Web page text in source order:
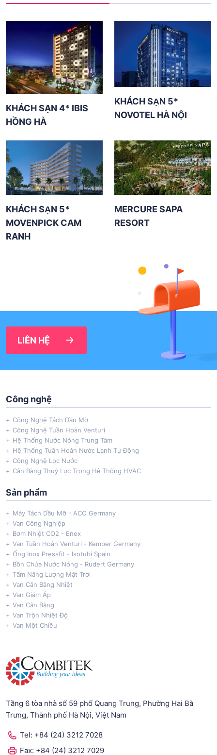
KHÁCH SẠN 4* IBIS
HỒNG HÀ
KHÁCH SẠN 5*
NOVOTEL HÀ NỘI
KHÁCH SẠN 5*
MOVENPICK CAM
RANH
MERCURE SAPA
RESORT
LIÊN HỆ
Công nghệ
Công Nghệ Tách Dầu Mỡ
Công Nghệ Tuần Hoàn Venturi
Hệ Thống Nước Nóng Trung Tâm
Hệ Thống Tuần Hoàn Nước Lạnh Tự Động
Công Nghệ Lọc Nước
Cân Bằng Thuỷ Lực Trong Hệ Thống HVAC
Sản phẩm
Máy Tách Dầu Mỡ - ACO Germany
Van Công Nghiệp
Bơm Nhiệt CO2 - Enex
Van Tuần Hoàn Venturi - Kemper Germany
Ống Inox Pressfit - Isotubi Spain
Bồn Chứa Nước Nóng - Rudert Germany
Tấm Năng Lượng Mặt Trời
Van Cân Bằng Nhiệt
Van Giảm Áp
Van Cân Bằng
Van Trộn Nhiệt Độ
Van Một Chiều
Tầng 6 tòa nhà số 59 phố Quang Trung, Phường Hai Bà
Trưng, Thành phố Hà Nội, Việt Nam
Tel: +84 (24) 3212 7028
Fax: +84 (24) 3212 7029